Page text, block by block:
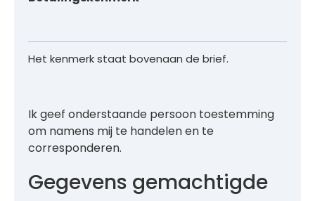
Het kenmerk staat bovenaan de brief.
Ik geef onderstaande persoon toestemming
om namens mij te handelen en te
corresponderen.
Gegevens gemachtigde